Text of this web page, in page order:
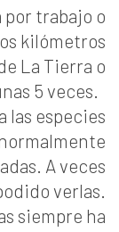
por trabajo o
kilómetros
La Tierra o
5 veces.
las especies
A veces
verlas.
siempre ha